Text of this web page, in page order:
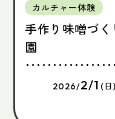
カルチャー体験
手作り味噌づ
園
2026/2/1 (日)